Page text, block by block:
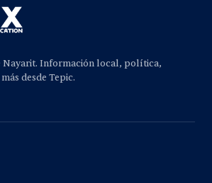
Nayarit. Información local, política,
desde Tepic.